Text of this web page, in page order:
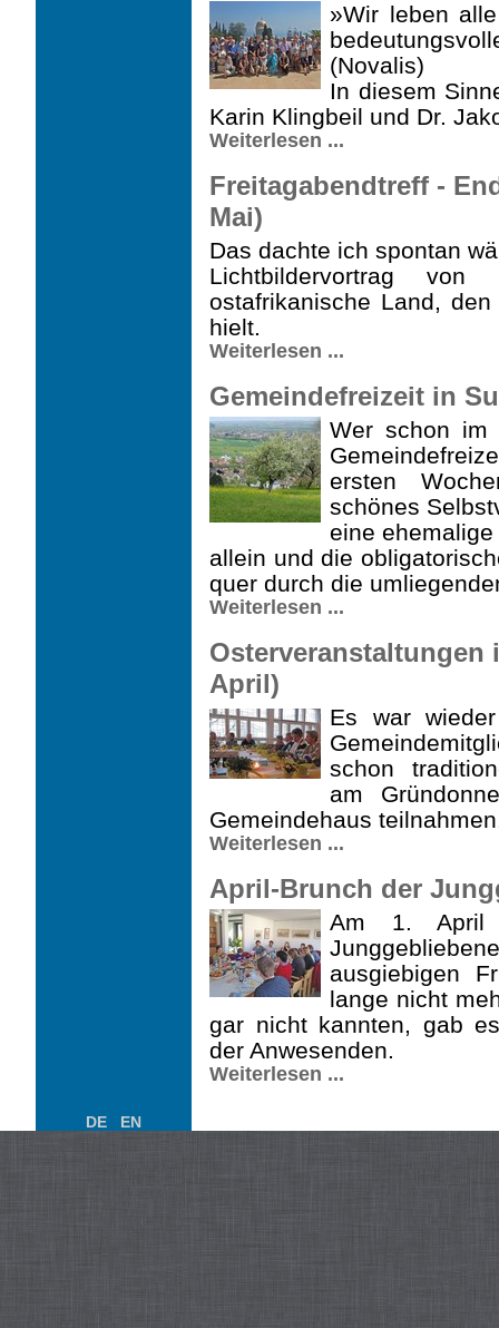
»Wir leben
(Novalis)
In diesem
Karin Klingbeil und Dr.
Weiterlesen ...
Freitagabendtreff -
Mai)
Das dachte ich spontan
Lichtbildervortrag
ostafrikanische Land,
hielt.
Weiterlesen ...
Gemeindefreizeit in
Wer schon im
ersten
schönes
eine
allein und die
quer durch die
Weiterlesen ...
Osterveranstaltungen
April)
Es war
schon
am
Gemeindehaus
Weiterlesen ...
April-Brunch der
Am 1. April
ausgiebigen
lange nicht
gar nicht kannten, gab
der Anwesenden.
Weiterlesen ...
DE EN